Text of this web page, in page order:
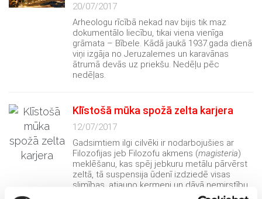
20/07/2017
Arheologu rīcībā nekad nav bijis tik maz
dokumentālo liecību, tikai viena vienīga
grāmata – Bībele. Kādā jaukā 1937.gada dienā
viņi izgāja no Jeruzalemes un karavānas
ātrumā devās uz priekšu. Nedēļu pēc
nedēļas.
Klīstošā mūka spožā zelta karjera
12/07/2017
Gadsimtiem ilgi cilvēki ir nodarbojušies ar
Filozofijas jeb Filozofu akmens (magisteria)
meklēšanu, kas spēj jebkuru metālu pārvērst
zeltā, tā suspensija ūdenī izdziedē visas
slimības, atjauno ķermeni un dāvā nemirstību.